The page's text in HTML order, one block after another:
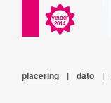
Vinder
2014
placering | dato |